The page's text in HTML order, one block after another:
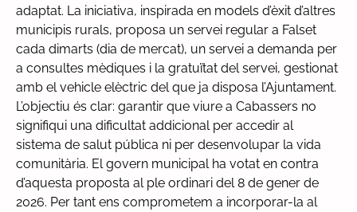
adaptat. La iniciativa, inspirada en models d’èxit d’altres
municipis rurals, proposa un servei regular a Falset
cada dimarts (dia de mercat), un servei a demanda per
a consultes mèdiques i la gratuïtat del servei, gestionat
amb el vehicle elèctric del que ja disposa l’Ajuntament.
L’objectiu és clar: garantir que viure a Cabassers no
signifiqui una dificultat addicional per accedir al
sistema de salut pública ni per desenvolupar la vida
comunitària. El govern municipal ha votat en contra
d’aquesta proposta al ple ordinari del 8 de gener de
2026. Per tant ens comprometem a incorporar-la al